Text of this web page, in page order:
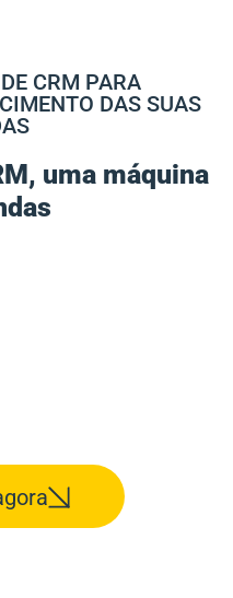
CRM PARA
DAS SUAS
uma máquina